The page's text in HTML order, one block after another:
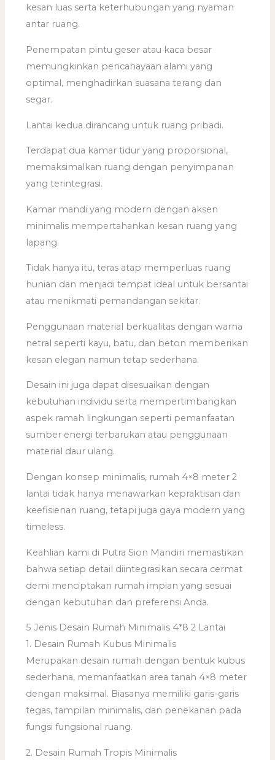
kesan luas serta keterhubungan yang nyaman
antar ruang.
Penempatan pintu geser atau kaca besar
memungkinkan pencahayaan alami yang
optimal, menghadirkan suasana terang dan
segar.
Lantai kedua dirancang untuk ruang pribadi.
Terdapat dua kamar tidur yang proporsional,
memaksimalkan ruang dengan penyimpanan
yang terintegrasi.
Kamar mandi yang modern dengan aksen
minimalis mempertahankan kesan ruang yang
lapang.
Tidak hanya itu, teras atap memperluas ruang
hunian dan menjadi tempat ideal untuk bersantai
atau menikmati pemandangan sekitar.
Penggunaan material berkualitas dengan warna
netral seperti kayu, batu, dan beton memberikan
kesan elegan namun tetap sederhana.
Desain ini juga dapat disesuaikan dengan
kebutuhan individu serta mempertimbangkan
aspek ramah lingkungan seperti pemanfaatan
sumber energi terbarukan atau penggunaan
material daur ulang.
Dengan konsep minimalis, rumah 4×8 meter 2
lantai tidak hanya menawarkan kepraktisan dan
keefisienan ruang, tetapi juga gaya modern yang
timeless.
Keahlian kami di Putra Sion Mandiri memastikan
bahwa setiap detail diintegrasikan secara cermat
demi menciptakan rumah impian yang sesuai
dengan kebutuhan dan preferensi Anda.
5 Jenis Desain Rumah Minimalis 4*8 2 Lantai
1. Desain Rumah Kubus Minimalis
Merupakan desain rumah dengan bentuk kubus
sederhana, memanfaatkan area tanah 4×8 meter
dengan maksimal. Biasanya memiliki garis-garis
tegas, tampilan minimalis, dan penekanan pada
fungsi fungsional ruang.
2. Desain Rumah Tropis Minimalis